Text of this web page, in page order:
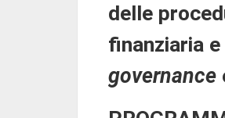
delle
finanziaria
governance